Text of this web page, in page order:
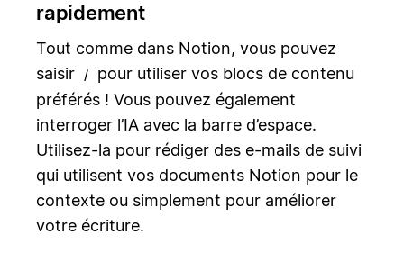
rapidement
Tout comme dans Notion, vous pouvez
saisir
/
pour utiliser vos blocs de contenu
préférés ! Vous pouvez également
interroger l’IA avec la barre d’espace.
Utilisez-la pour rédiger des e-mails de suivi
qui utilisent vos documents Notion pour le
contexte ou simplement pour améliorer
votre écriture.